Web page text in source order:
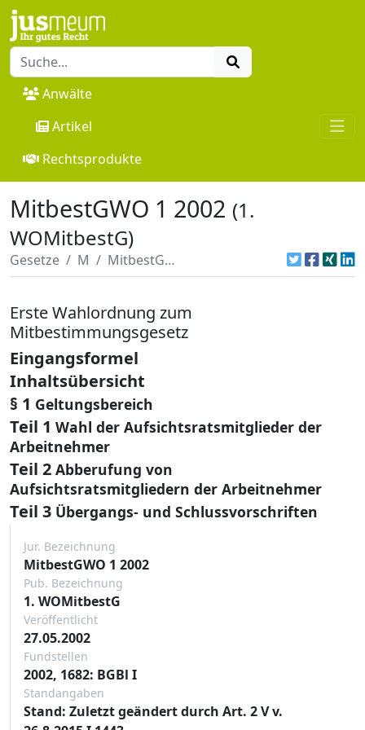
Anwälte
Artikel
Rechtsprodukte
MitbestGWO 1 2002 (1.
WOMitbestG)
Gesetze M MitbestGWO 1 2002
Erste Wahlordnung zum
Mitbestimmungsgesetz
Eingangsformel
Inhaltsübersicht
§ 1 Geltungsbereich
Teil 1 Wahl der Aufsichtsratsmitglieder der
Arbeitnehmer
Teil 2 Abberufung von
Aufsichtsratsmitgliedern der Arbeitnehmer
Teil 3 Übergangs- und Schlussvorschriften
Jur. Bezeichnung
MitbestGWO 1 2002
Pub. Bezeichnung
1. WOMitbestG
Veröffentlicht
27.05.2002
Fundstellen
2002, 1682: BGBl I
Standangaben
Stand: Zuletzt geändert durch Art. 2 V v.